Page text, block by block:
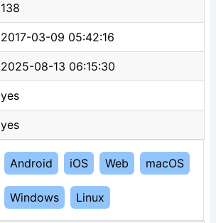
138
2017-03-09 05:42:16
2025-08-13 06:15:30
yes
yes
Android iOS Web macOS
Windows Linux